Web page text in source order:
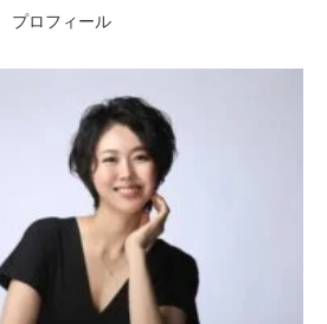
プロフィール